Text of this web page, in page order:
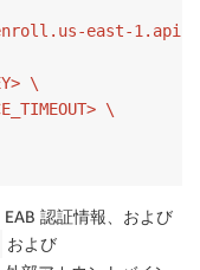
east-
\
\
認証情報、および
および